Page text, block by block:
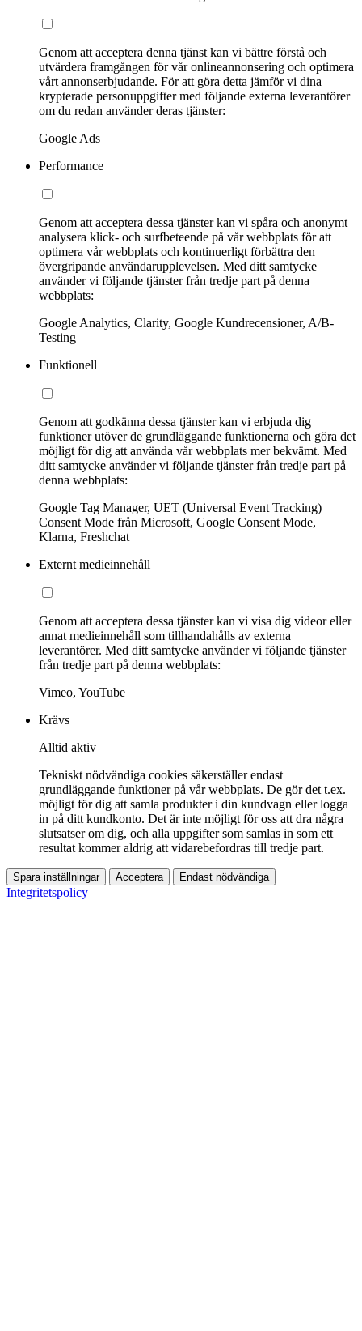
Genom att acceptera denna tjänst kan vi bättre förstå och
utvärdera framgången för vår onlineannonsering och optimera
vårt annonserbjudande. För att göra detta jämför vi dina
krypterade personuppgifter med följande externa leverantörer
om du redan använder deras tjänster:
Google Ads
Performance
Genom att acceptera dessa tjänster kan vi spåra och anonymt
analysera klick- och surfbeteende på vår webbplats för att
optimera vår webbplats och kontinuerligt förbättra den
övergripande användarupplevelsen. Med ditt samtycke
använder vi följande tjänster från tredje part på denna
webbplats:
Google Analytics, Clarity, Google Kundrecensioner, A/B-
Testing
Funktionell
Genom att godkänna dessa tjänster kan vi erbjuda dig
funktioner utöver de grundläggande funktionerna och göra det
möjligt för dig att använda vår webbplats mer bekvämt. Med
ditt samtycke använder vi följande tjänster från tredje part på
denna webbplats:
Google Tag Manager, UET (Universal Event Tracking)
Consent Mode från Microsoft, Google Consent Mode,
Klarna, Freshchat
Externt medieinnehåll
Genom att acceptera dessa tjänster kan vi visa dig videor eller
annat medieinnehåll som tillhandahålls av externa
leverantörer. Med ditt samtycke använder vi följande tjänster
från tredje part på denna webbplats:
Vimeo, YouTube
Krävs
Alltid aktiv
Tekniskt nödvändiga cookies säkerställer endast
grundläggande funktioner på vår webbplats. De gör det t.ex.
möjligt för dig att samla produkter i din kundvagn eller logga
in på ditt kundkonto. Det är inte möjligt för oss att dra några
slutsatser om dig, och alla uppgifter som samlas in som ett
resultat kommer aldrig att vidarebefordras till tredje part.
Spara inställningar Acceptera Endast nödvändiga
Integritetspolicy